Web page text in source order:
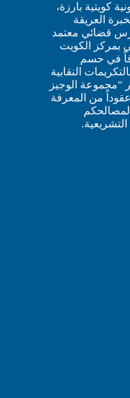
كويتية بارزة،
العريقة
قضائي معتمد
بمركز الكويت
في حسم
النقابية
“مجموعة الوجيز
من المعرفة
لمصالحكم